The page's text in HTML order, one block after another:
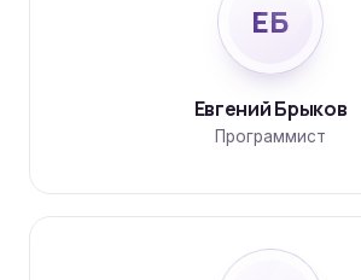
ЕБ
Евгений Брыков
Программист